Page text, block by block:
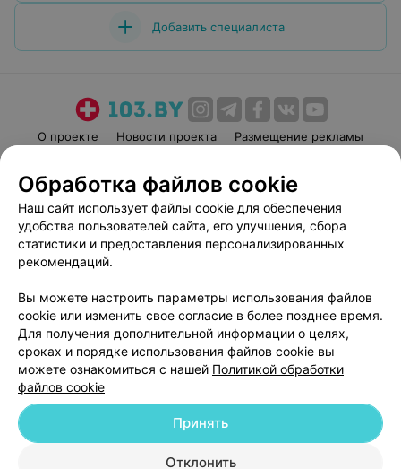
Добавить специалиста
О проекте Новости проекта
Размещение рекламы
Пользовательское соглашение
Способы оплаты
Вакансии
Партнеры
Написать руководителю 103.by
Обработка персональных данных
© 2026 ООО «Артокс Лаб», УНП 191700409
| 220012, Республика Беларусь,
г. Минск, улица Толбухина, 2, пом. 16 | help@103.by
Обработка файлов cookie
Наш сайт использует файлы cookie для обеспечения
удобства пользователей сайта, его улучшения, сбора
статистики и предоставления персонализированных
рекомендаций.
Вы можете настроить параметры использования файлов
cookie или изменить свое согласие в более позднее время.
Для получения дополнительной информации о целях,
сроках и порядке использования файлов cookie вы
можете ознакомиться с нашей Политикой обработки
файлов cookie
Отклонить
Принять